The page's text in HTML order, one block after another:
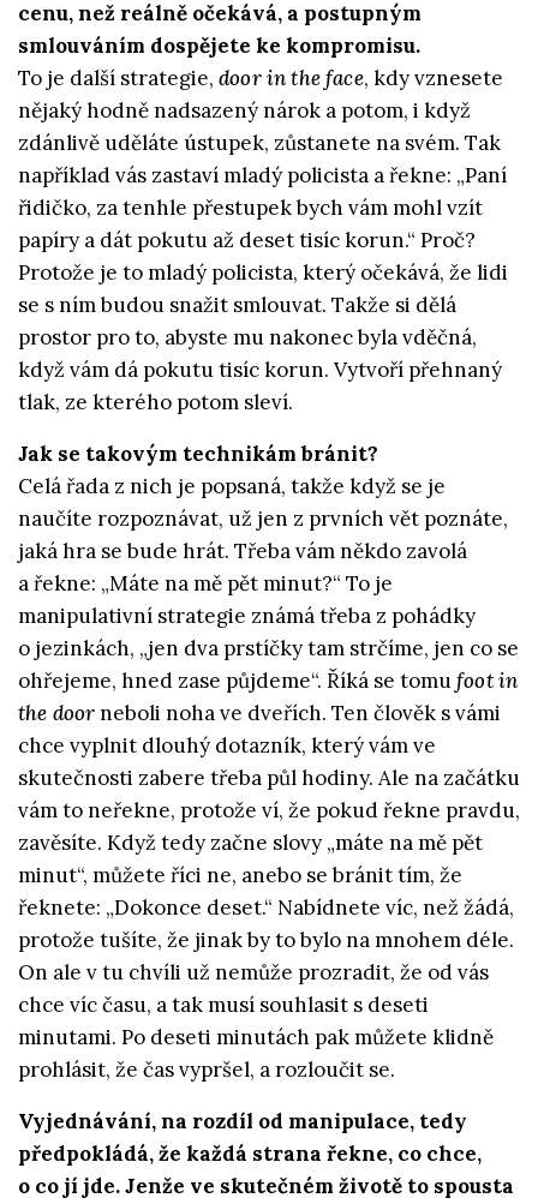
cenu, než reálně očekává, a postupným
smlouváním dospějete ke kompromisu.
To je další strategie, door in the face, kdy vznesete
nějaký hodně nadsazený nárok a potom, i když
zdánlivě uděláte ústupek, zůstanete na svém. Tak
například vás zastaví mladý policista a řekne: „Paní
řidičko, za tenhle přestupek bych vám mohl vzít
papíry a dát pokutu až deset tisíc korun.“ Proč?
Protože je to mladý policista, který očekává, že lidi
se s ním budou snažit smlouvat. Takže si dělá
prostor pro to, abyste mu nakonec byla vděčná,
když vám dá pokutu tisíc korun. Vytvoří přehnaný
tlak, ze kterého potom sleví.
Jak se takovým technikám bránit?
Celá řada z nich je popsaná, takže když se je
naučíte rozpoznávat, už jen z prvních vět poznáte,
jaká hra se bude hrát. Třeba vám někdo zavolá
a řekne: „Máte na mě pět minut?“ To je
manipulativní strategie známá třeba z pohádky
o jezinkách, „jen dva prstíčky tam strčíme, jen co se
ohřejeme, hned zase půjdeme“. Říká se tomufoot in
the doorneboli noha ve dveřích. Ten člověk s vámi
chce vyplnit dlouhý dotazník, který vám ve
skutečnosti zabere třeba půl hodiny. Ale na začátku
vám to neřekne, protože ví, že pokud řekne pravdu,
zavěsíte. Když tedy začne slovy „máte na mě pět
minut“, můžete říci ne, anebo se bránit tím, že
řeknete: „Dokonce deset.“ Nabídnete víc, než žádá,
protože tušíte, že jinak by to bylo na mnohem déle.
On ale v tu chvíli už nemůže prozradit, že od vás
chce víc času, a tak musí souhlasit s deseti
minutami. Po deseti minutách pak můžete klidně
prohlásit, že čas vypršel, a rozloučit se.
Vyjednávání, na rozdíl od manipulace, tedy
předpokládá, že každá strana řekne, co chce,
o co jí jde. Jenže ve skutečném životě to spousta